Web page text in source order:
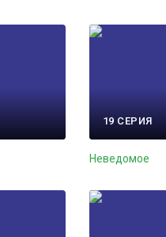
19 СЕРИЯ
Неведомое